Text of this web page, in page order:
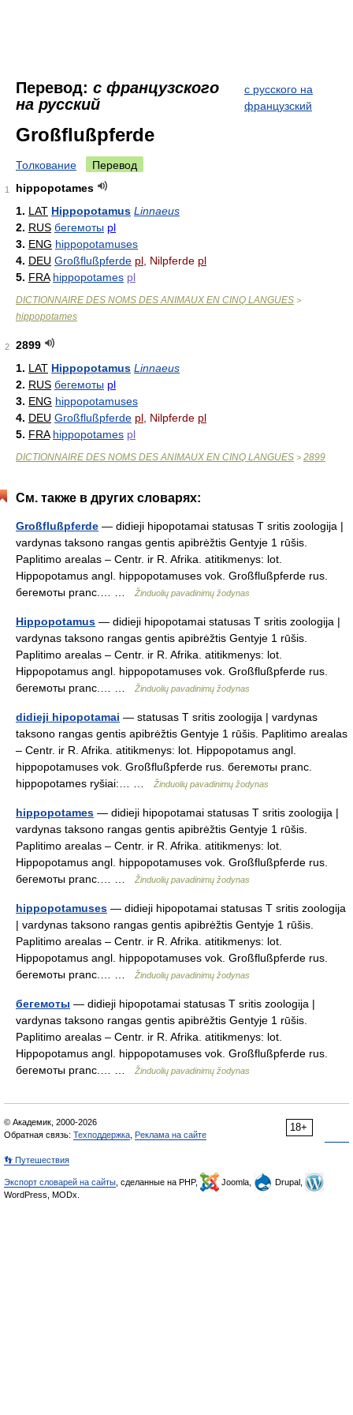
Перевод: с французского
на русский
с русского на
французский
Großflußpferde
Толкование Перевод
1
hippopotames
1. LAT Hippopotamus Linnaeus
2. RUS бегемоты pl
3. ENG hippopotamuses
4. DEU Großflußpferde pl , Nilpferde pl
5. FRA hippopotames pl
DICTIONNAIRE DES NOMS DES ANIMAUX EN CINQ LANGUES >
hippopotames
2
2899
1. LAT Hippopotamus Linnaeus
2. RUS бегемоты pl
3. ENG hippopotamuses
4. DEU Großflußpferde pl , Nilpferde pl
5. FRA hippopotames pl
DICTIONNAIRE DES NOMS DES ANIMAUX EN CINQ LANGUES > 2899
См. также в других словарях:
Großflußpferde — didieji hipopotamai statusas T sritis zoologija |
vardynas taksono rangas gentis apibrėžtis Gentyje 1 rūšis.
Paplitimo arealas – Centr. ir R. Afrika. atitikmenys: lot.
Hippopotamus angl. hippopotamuses vok. Großflußpferde rus.
бегемоты pranc.… …
Žinduolių pavadinimų žodynas
Hippopotamus — didieji hipopotamai statusas T sritis zoologija |
vardynas taksono rangas gentis apibrėžtis Gentyje 1 rūšis.
Paplitimo arealas – Centr. ir R. Afrika. atitikmenys: lot.
Hippopotamus angl. hippopotamuses vok. Großflußpferde rus.
бегемоты pranc.… …
Žinduolių pavadinimų žodynas
didieji hipopotamai — statusas T sritis zoologija | vardynas
taksono rangas gentis apibrėžtis Gentyje 1 rūšis. Paplitimo arealas
– Centr. ir R. Afrika. atitikmenys: lot. Hippopotamus angl.
hippopotamuses vok. Großflußpferde rus. бегемоты pranc.
hippopotames ryšiai:… …
Žinduolių pavadinimų žodynas
hippopotames — didieji hipopotamai statusas T sritis zoologija |
vardynas taksono rangas gentis apibrėžtis Gentyje 1 rūšis.
Paplitimo arealas – Centr. ir R. Afrika. atitikmenys: lot.
Hippopotamus angl. hippopotamuses vok. Großflußpferde rus.
бегемоты pranc.… …
Žinduolių pavadinimų žodynas
hippopotamuses — didieji hipopotamai statusas T sritis zoologija
| vardynas taksono rangas gentis apibrėžtis Gentyje 1 rūšis.
Paplitimo arealas – Centr. ir R. Afrika. atitikmenys: lot.
Hippopotamus angl. hippopotamuses vok. Großflußpferde rus.
бегемоты pranc.… …
Žinduolių pavadinimų žodynas
бегемоты — didieji hipopotamai statusas T sritis zoologija |
vardynas taksono rangas gentis apibrėžtis Gentyje 1 rūšis.
Paplitimo arealas – Centr. ir R. Afrika. atitikmenys: lot.
Hippopotamus angl. hippopotamuses vok. Großflußpferde rus.
бегемоты pranc.… …
Žinduolių pavadinimų žodynas
18+
© Академик, 2000-2026
Обратная связь: Техподдержка Реклама на сайте
👣 Путешествия
Экспорт словарей на сайты , сделанные на PHP, Joomla,
Drupal,
WordPress, MODx.